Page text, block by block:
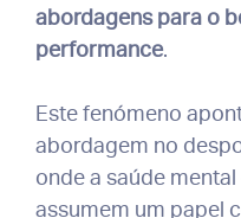
abordagens para o
performance.
Este fenómeno
abordagem no
onde a saúde
assumem um papel